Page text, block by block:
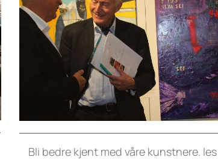
Bli bedre kjent med våre kunstnere.